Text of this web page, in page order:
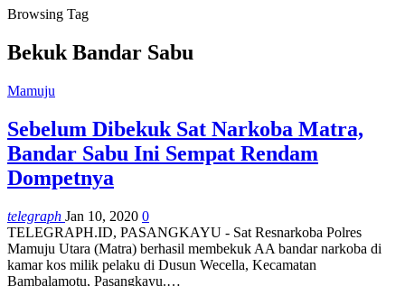
Browsing Tag
Bekuk Bandar Sabu
Mamuju
Sebelum Dibekuk Sat Narkoba Matra,
Bandar Sabu Ini Sempat Rendam
Dompetnya
telegraph Jan 10, 2020 0
TELEGRAPH.ID, PASANGKAYU - Sat Resnarkoba Polres
Mamuju Utara (Matra) berhasil membekuk AA bandar narkoba di
kamar kos milik pelaku di Dusun Wecella, Kecamatan
Bambalamotu, Pasangkayu.…